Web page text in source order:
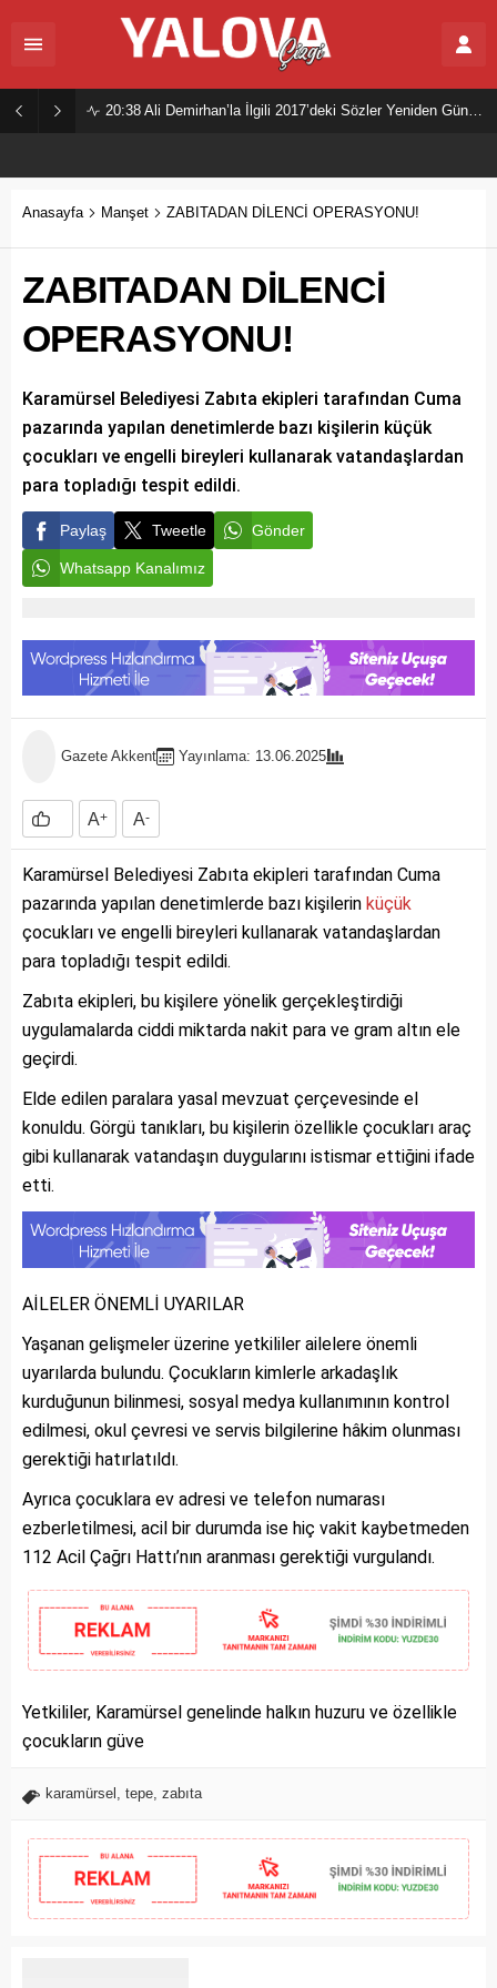
20:38 Ali Demirhan’la İlgili 2017’deki Sözler Yeniden Gündemde
Anasayfa Manşet ZABITADAN DİLENCİ OPERASYONU!
ZABITADAN DİLENCİ
OPERASYONU!
Karamürsel Belediyesi Zabıta ekipleri tarafından Cuma
pazarında yapılan denetimlerde bazı kişilerin küçük
çocukları ve engelli bireyleri kullanarak vatandaşlardan
para topladığı tespit edildi.
Paylaş Tweetle Gönder
Whatsapp Kanalımız
Gazete Akkent Yayınlama: 13.06.2025
A+ A-
Karamürsel Belediyesi Zabıta ekipleri tarafından Cuma
pazarında yapılan denetimlerde bazı kişilerin küçük
çocukları ve engelli bireyleri kullanarak vatandaşlardan
para topladığı tespit edildi.
Zabıta ekipleri, bu kişilere yönelik gerçekleştirdiği
uygulamalarda ciddi miktarda nakit para ve gram altın ele
geçirdi.
Elde edilen paralara yasal mevzuat çerçevesinde el
konuldu. Görgü tanıkları, bu kişilerin özellikle çocukları araç
gibi kullanarak vatandaşın duygularını istismar ettiğini ifade
etti.
AİLELER ÖNEMLİ UYARILAR
Yaşanan gelişmeler üzerine yetkililer ailelere önemli
uyarılarda bulundu. Çocukların kimlerle arkadaşlık
kurduğunun bilinmesi, sosyal medya kullanımının kontrol
edilmesi, okul çevresi ve servis bilgilerine hâkim olunması
gerektiği hatırlatıldı.
Ayrıca çocuklara ev adresi ve telefon numarası
ezberletilmesi, acil bir durumda ise hiç vakit kaybetmeden
112 Acil Çağrı Hattı’nın aranması gerektiği vurgulandı.
Yetkililer, Karamürsel genelinde halkın huzuru ve özellikle
çocukların güve
karamürsel tepe zabıta